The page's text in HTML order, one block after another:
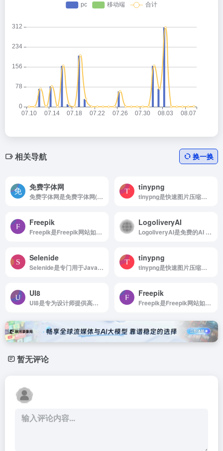
相关导航 换一换
免费字体网
免费字体网是免费字体网(mianfeiziti.com)，国内领先的完全免费的字体下载网站。
tinypng
tinypng是快速图片压缩工具
Freepik
Freepik是Freepik网站如何使用 浏览...
LogoliveryAI
LogoliveryAI是免费的AI Logo生成器，提供SVG矢量格式
Selenide
Selenide是专门用于Java语言的简洁UI测试工具
tinypng
tinypng是快速图片压缩工具
UI8
UI8是专为设计师提供高质量UI设计资源的网站
Freepik
Freepik是Freepik网站如何使用 浏览...
暂无评论